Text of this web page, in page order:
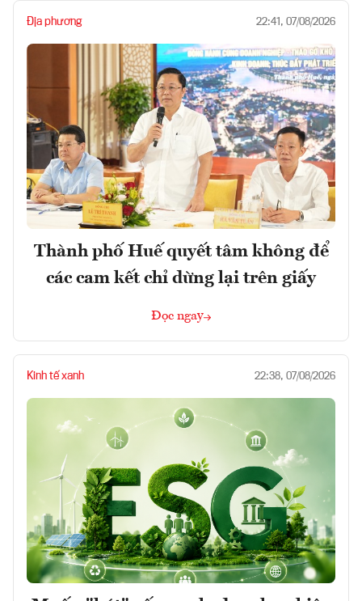
Địa phương 22:41, 07/08/2026
Thành phố Huế quyết tâm không để
các cam kết chỉ dừng lại trên giấy
Đọc ngay
Kinh tế xanh 22:38, 07/08/2026